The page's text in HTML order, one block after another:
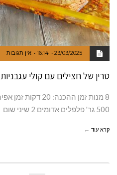
23/03/2025
16:14 אין תגובות
טרין של חצילים עם קולי עגבניות
500 גר' פלפלים אדומים 2 שיני שום
קרא עוד ←